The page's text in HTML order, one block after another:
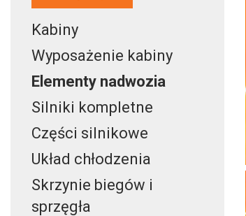
Kabiny
Wyposażenie kabiny
Elementy nadwozia
Silniki kompletne
Części silnikowe
Układ chłodzenia
Skrzynie biegów i
sprzęgła